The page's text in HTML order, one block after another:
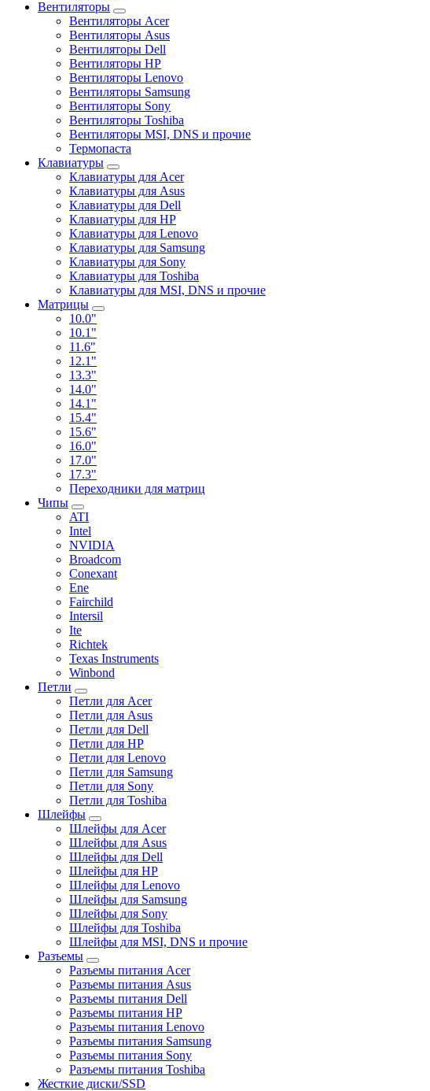
Вентиляторы
Вентиляторы Acer
Вентиляторы Asus
Вентиляторы Dell
Вентиляторы HP
Вентиляторы Lenovo
Вентиляторы Samsung
Вентиляторы Sony
Вентиляторы Toshiba
Вентиляторы MSI, DNS и прочие
Термопаста
Клавиатуры
Клавиатуры для Acer
Клавиатуры для Asus
Клавиатуры для Dell
Клавиатуры для HP
Клавиатуры для Lenovo
Клавиатуры для Samsung
Клавиатуры для Sony
Клавиатуры для Toshiba
Клавиатуры для MSI, DNS и прочие
Матрицы
10.0"
10.1"
11.6"
12.1"
13.3"
14.0"
14.1"
15.4"
15.6"
16.0"
17.0"
17.3"
Переходники для матриц
Чипы
ATI
Intel
NVIDIA
Broadcom
Conexant
Ene
Fairchild
Intersil
Ite
Richtek
Texas Instruments
Winbond
Петли
Петли для Acer
Петли для Asus
Петли для Dell
Петли для HP
Петли для Lenovo
Петли для Samsung
Петли для Sony
Петли для Toshiba
Шлейфы
Шлейфы для Acer
Шлейфы для Asus
Шлейфы для Dell
Шлейфы для HP
Шлейфы для Lenovo
Шлейфы для Samsung
Шлейфы для Sony
Шлейфы для Toshiba
Шлейфы для MSI, DNS и прочие
Разъемы
Разъемы питания Acer
Разъемы питания Asus
Разъемы питания Dell
Разъемы питания HP
Разъемы питания Lenovo
Разъемы питания Samsung
Разъемы питания Sony
Разъемы питания Toshiba
Жесткие диски/SSD